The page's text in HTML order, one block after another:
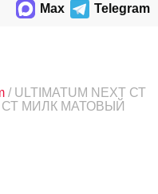
Max
Telegram
/ ULTIMATUM NEXT СТ
МИЛК МАТОВЫЙ